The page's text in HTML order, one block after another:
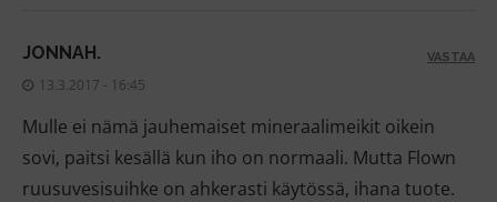
JONNAH.
13.3.2017 - 16:45
Mulle ei nämä jauhemaiset mineraalimeikit oikein
sovi, paitsi kesällä kun iho on normaali. Mutta Flown
ruusuvesisuihke on ahkerasti käytössä, ihana tuote.
VASTAA